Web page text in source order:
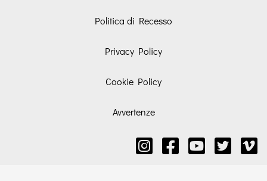
Politica di Recesso
Privacy Policy
Cookie Policy
Avvertenze